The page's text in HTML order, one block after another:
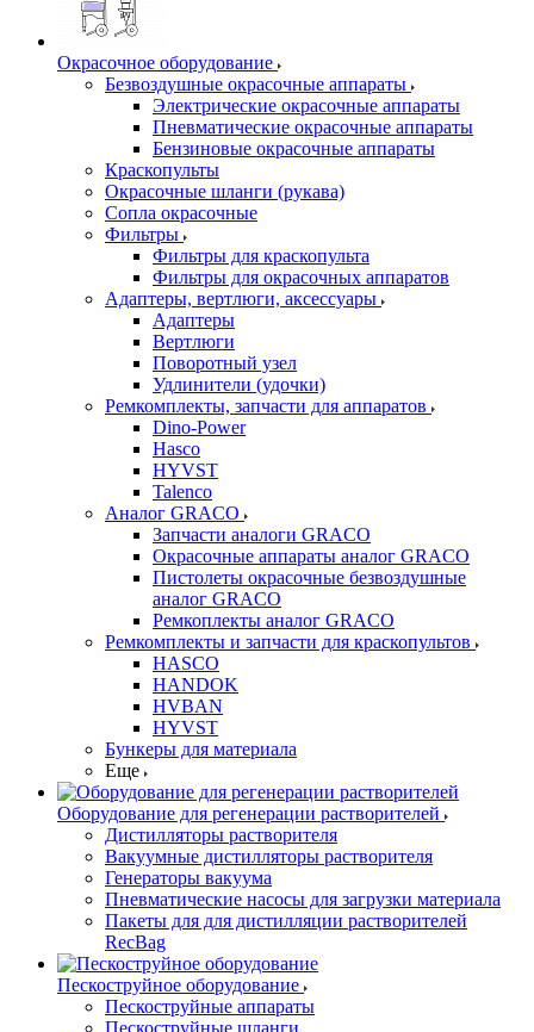
Окрасочное оборудование
Безвоздушные окрасочные аппараты
Электрические окрасочные аппараты
Пневматические окрасочные аппараты
Бензиновые окрасочные аппараты
Краскопульты
Окрасочные шланги (рукава)
Сопла окрасочные
Фильтры
Фильтры для краскопульта
Фильтры для окрасочных аппаратов
Адаптеры, вертлюги, аксессуары
Адаптеры
Вертлюги
Поворотный узел
Удлинители (удочки)
Ремкомплекты, запчасти для аппаратов
Dino-Power
Hasco
HYVST
Talenco
Аналог GRACO
Запчасти аналоги GRACO
Окрасочные аппараты аналог GRACO
Пистолеты окрасочные безвоздушные
аналог GRACO
Ремкоплекты аналог GRACO
Ремкомплекты и запчасти для краскопультов
HASCO
HANDOK
HVBAN
HYVST
Бункеры для материала
Еще
Оборудование для регенерации растворителей
Дистилляторы растворителя
Вакуумные дистилляторы растворителя
Генераторы вакуума
Пневматические насосы для загрузки материала
Пакеты для для дистилляции растворителей
RecBag
Пескоструйное оборудование
Пескоструйные аппараты
Пескоструйные шланги